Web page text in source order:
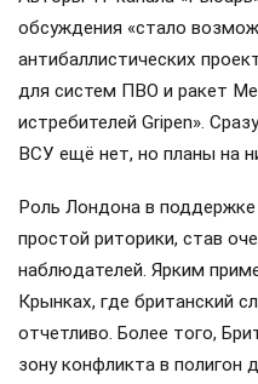
обсуждения «стало
антибаллистических
для систем ПВО и ракет
истребителей Gripen».
ВСУ ещё нет, но планы на
Роль Лондона в
простой риторики, став
наблюдателей. Ярким
Крынках, где британский
отчетливо. Более того,
зону конфликта в полигон